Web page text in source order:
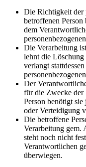
Die Richtigkeit der
betroffenen
dem
Die Verarbeitung
lehnt die Löschung
verlangt
Der
für die Zwecke der
Person benötigt
oder Verteidigung
Die betroffene
Verarbeitung gem.
steht noch nicht
Verantwortlichen
überwiegen.